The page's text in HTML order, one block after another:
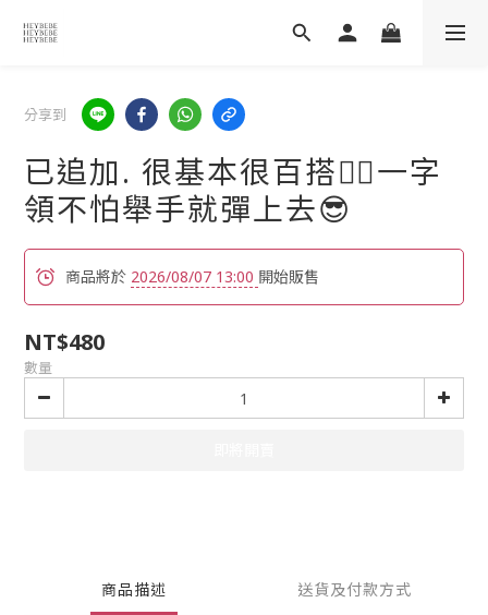
分享到
已追加. 很基本很百搭👌🏻一字
領不怕舉手就彈上去😎
商品將於 2026/08/07 13:00 開始販售
NT$480
數量
商品描述 送貨及付款方式